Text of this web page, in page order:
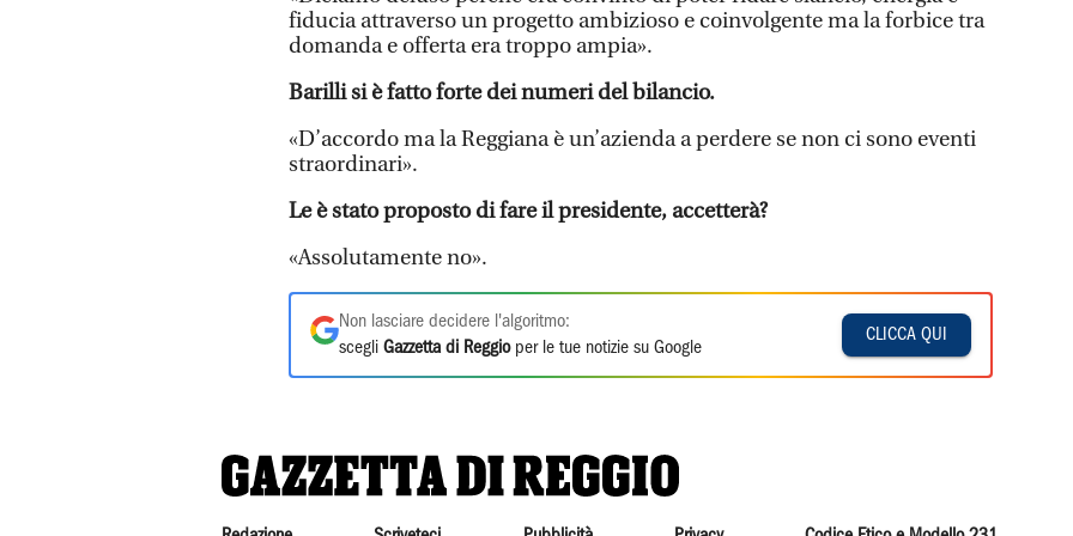
fiducia attraverso un progetto ambizioso e coinvolgente ma la forbice tra
domanda e offerta era troppo ampia».
Barilli si è fatto forte dei numeri del bilancio.
«D’accordo ma la Reggiana è un’azienda a perdere se non ci sono eventi
straordinari».
Le è stato proposto di fare il presidente, accetterà?
«Assolutamente no».
Non lasciare decidere l'algoritmo:
scegli Gazzetta di Reggioper le tue notizie su Google
CLICCA QUI